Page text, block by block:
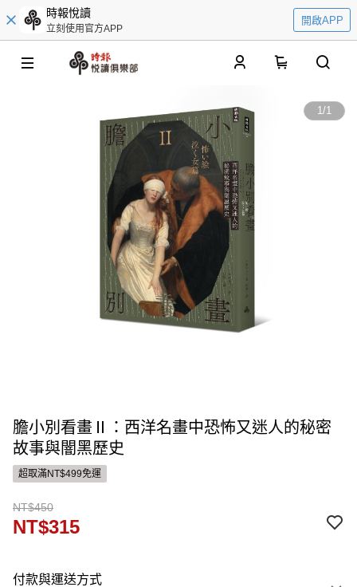
時報悅讀
立刻使用官方APP
開啟APP
1/1
膽小別看畫Ⅱ：西洋名畫中恐怖又迷人的秘密
故事與闇黑歷史
超取滿NT$499免運
NT$450
NT$315
付款與運送方式